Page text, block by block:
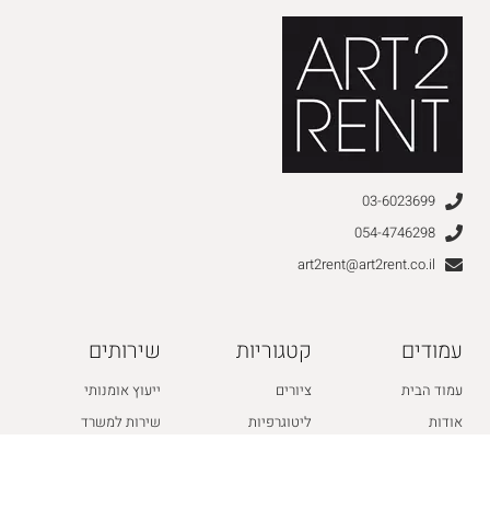
03-6023699
054-4746298
art2rent@art2rent.co.il
עמודים
עמוד הבית
אודות
קטגוריות
ציורים
ליטוגרפיות
שירותים
ייעוץ אומנותי
שירות למשרד